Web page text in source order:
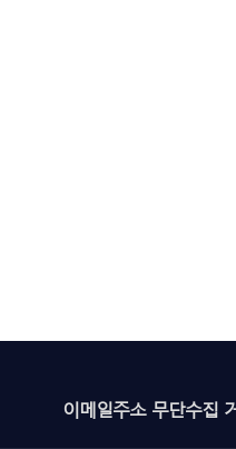
이메일주소 무단수집